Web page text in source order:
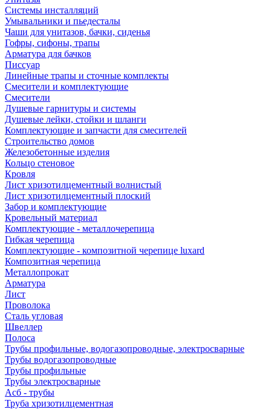
Системы инсталляций
Умывальники и пьедесталы
Чаши для унитазов, бачки, сиденья
Гофры, сифоны, трапы
Арматура для бачков
Писсуар
Линейные трапы и сточные комплекты
Смесители и комплектующие
Смесители
Душевые гарнитуры и системы
Душевые лейки, стойки и шланги
Комплектующие и запчасти для смесителей
Строительство домов
Железобетонные изделия
Кольцо стеновое
Кровля
Лист хризотилцементный волнистый
Лист хризотилцементный плоский
Забор и комплектующие
Кровельный материал
Комплектующие - металлочерепица
Гибкая черепица
Комплектующие - композитной черепице luxard
Композитная черепица
Металлопрокат
Арматура
Лист
Проволока
Сталь угловая
Швеллер
Полоса
Трубы профильные, водогазопроводные, электросварные
Трубы водогазопроводные
Трубы профильные
Трубы электросварные
Асб - трубы
Труба хризотилцементная